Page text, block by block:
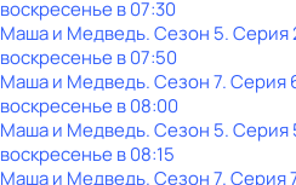
воскресенье в07:30
Маша и Медведь. Сезон 5. Серия
воскресенье в07:50
Маша и Медведь. Сезон 7. Серия
воскресенье в08:00
Маша и Медведь. Сезон 5. Серия
воскресенье в08:15
Маша и Медведь. Сезон 7. Серия